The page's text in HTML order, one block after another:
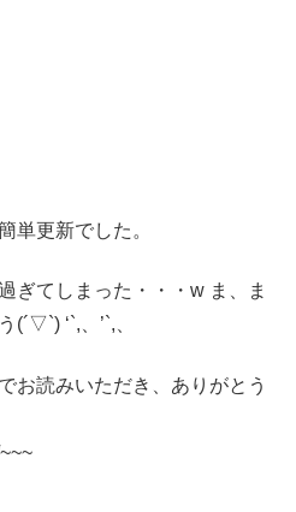
単更新でした。
ぎてしまった・・・w ま、ま
‘`,、’`,、
お読みいただき、ありがとう